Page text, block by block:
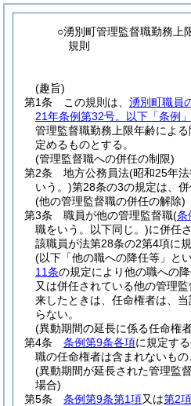
○湧別町管理監督職勤務上
規則
(趣旨)
第1条
この規則は、 湧別町職員
21年条例第32号。以下「条例
管理監督職勤務上限年齢によ
定めるものとする。
(管理監督職への併任の制限)
第2条
地方公務員法(昭和25年
いう。)第28条の3の規定は、併
(他の管理監督職の併任の解除)
第3条
職員が他の管理監督職(条
職をいう。以下同じ。)に併任
該職員が法第28条の2第4項に
(以下「他の職への降任等」と
11条の規定により他の職への
又は併任されている他の管理
来したときは、任命権者は、
らない。
(異動期間の延長に係る任命権
第4条
条例第9条各項に規定す
職の任命権者は含まれないもの
(異動期間が延長された管理監
場合)
第5条
条例第9条第1項又は第2項